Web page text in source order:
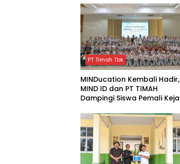
PT Timah Tbk
MINDucation Kembali Hadir,
MIND ID dan PT TIMAH
Dampingi Siswa Pemali